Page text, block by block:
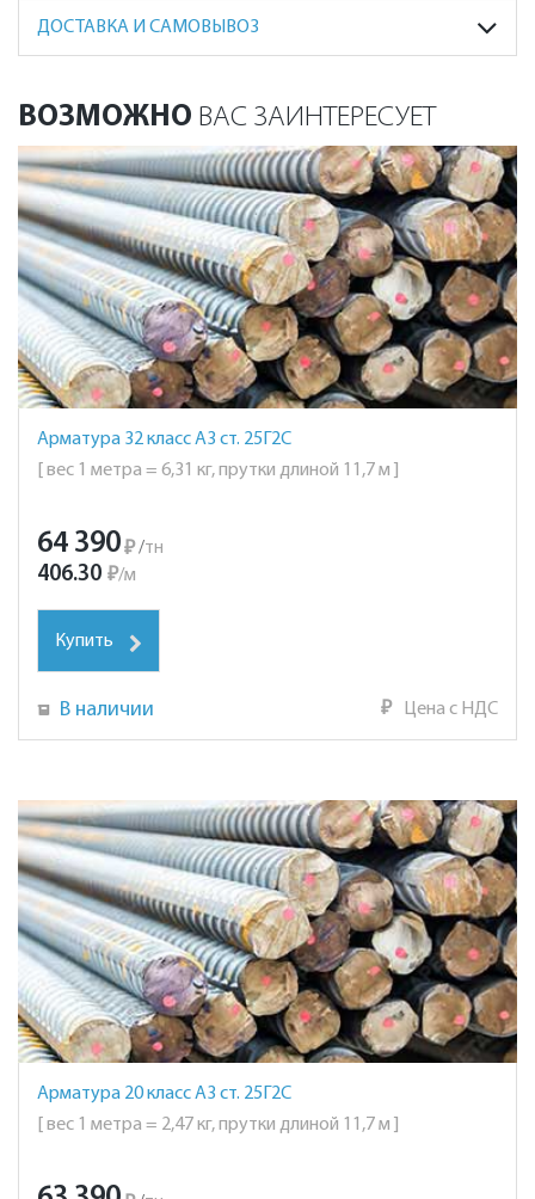
ДОСТАВКА И САМОВЫВОЗ
ВОЗМОЖНО ВАС ЗАИНТЕРЕСУЕТ
Арматура 32 класс А3 ст. 25Г2С
[ вес 1 метра = 6,31 кг, прутки длиной 11,7 м ]
64 390₽ /тн
406.30 ₽/м
Купить
В наличии ₽ Цена с НДС
Арматура 20 класс А3 ст. 25Г2С
[ вес 1 метра = 2,47 кг, прутки длиной 11,7 м ]